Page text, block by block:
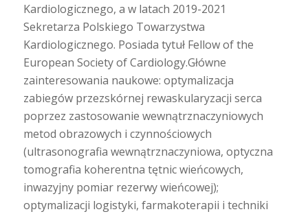
Kardiologicznego, a w latach 2019-2021
Sekretarza Polskiego Towarzystwa
Kardiologicznego. Posiada tytuł Fellow of the
European Society of Cardiology.Główne
zainteresowania naukowe: optymalizacja
zabiegów przezskórnej rewaskularyzacji serca
poprzez zastosowanie wewnątrznaczyniowych
metod obrazowych i czynnościowych
(ultrasonografia wewnątrznaczyniowa, optyczna
tomografia koherentna tętnic wieńcowych,
inwazyjny pomiar rezerwy wieńcowej);
optymalizacji logistyki, farmakoterapii i techniki